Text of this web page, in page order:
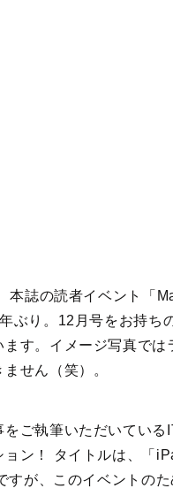
本誌の読者イベント「
ぶり。12月号をお持ち
す。イメージ写真で
せん（笑）。
ご執筆いただいてい
ン！ タイトルは、「
すが、このイベントの